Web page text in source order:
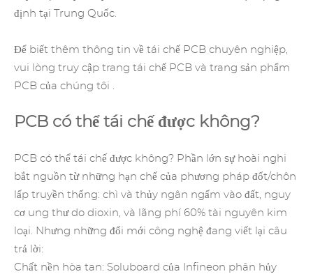
định tại Trung Quốc.
Để biết thêm thông tin về tái chế PCB chuyên nghiệp,
vui lòng truy cập trang tái chế PCB và trang sản phẩm
PCB của chúng tôi .
PCB có thể tái chế được không?
PCB có thể tái chế được không? Phần lớn sự hoài nghi
bắt nguồn từ những hạn chế của phương pháp đốt/chôn
lấp truyền thống: chì và thủy ngân ngấm vào đất, nguy
cơ ung thư do dioxin, và lãng phí 60% tài nguyên kim
loại. Nhưng những đổi mới công nghệ đang viết lại câu
trả lời:
Chất nền hòa tan: Soluboard của Infineon phân hủy